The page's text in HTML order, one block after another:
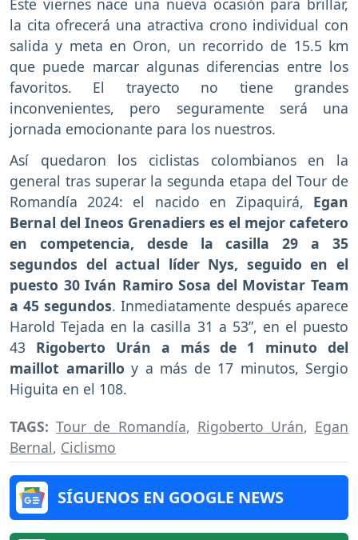
Este viernes nace una nueva ocasión para brillar,
la cita ofrecerá una atractiva crono individual con
salida y meta en Oron, un recorrido de 15.5 km
que puede marcar algunas diferencias entre los
favoritos. El trayecto no tiene grandes
inconvenientes, pero seguramente será una
jornada emocionante para los nuestros.
Así quedaron los ciclistas colombianos en la
general tras superar la segunda etapa del Tour de
Romandía 2024: el nacido en Zipaquirá, Egan
Bernal del Ineos Grenadiers es el mejor cafetero
en competencia, desde la casilla 29 a 35
segundos del actual líder Nys, seguido en el
puesto 30 Iván Ramiro Sosa del Movistar Team
a 45 segundos. Inmediatamente después aparece
Harold Tejada en la casilla 31 a 53”, en el puesto
43 Rigoberto Urán a más de 1 minuto del
maillot amarillo y a más de 17 minutos, Sergio
Higuita en el 108.
TAGS:Tour de Romandía, Rigoberto Urán, Egan
Bernal, Ciclismo
SÍGUENOS EN GOOGLE NEWS